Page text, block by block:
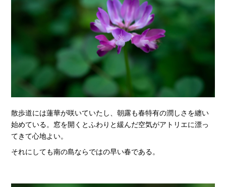
散歩道には蓮華が咲いていたし、朝露も春特有の潤しさを纏い
始めている。窓を開くとふわりと緩んだ空気がアトリエに漂っ
てきて心地よい。
それにしても南の島ならではの早い春である。